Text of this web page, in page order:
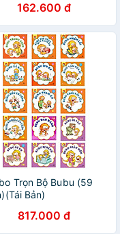
162.600 đ
Trọn Bộ Bubu (59
Bản)
817.000 đ